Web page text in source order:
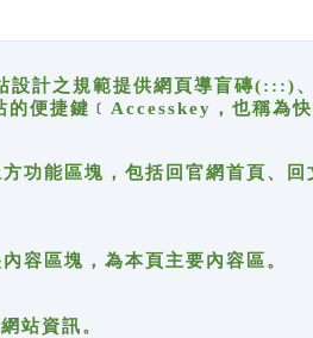
設計之規範提供網頁導盲磚(:::)
捷鍵﹝Accesskey，也稱為快
區塊，包括回官網首頁、回
區塊，為本頁主要內容區。
資訊。